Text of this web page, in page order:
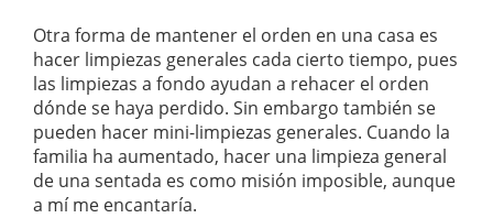
Otra forma de mantener el orden en una casa es
hacer limpiezas generales cada cierto tiempo, pues
las limpiezas a fondo ayudan a rehacer el orden
dónde se haya perdido. Sin embargo también se
pueden hacer mini-limpiezas generales. Cuando la
familia ha aumentado, hacer una limpieza general
de una sentada es como misión imposible, aunque
a mí me encantaría.